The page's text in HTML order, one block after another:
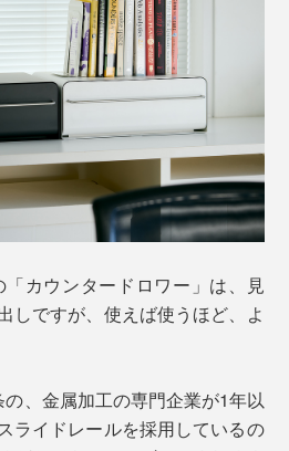
「カウンタードロワー」は、見
しですが、使えば使うほど、よ
の、金属加工の専門企業が1年以
ライドレールを採用しているの